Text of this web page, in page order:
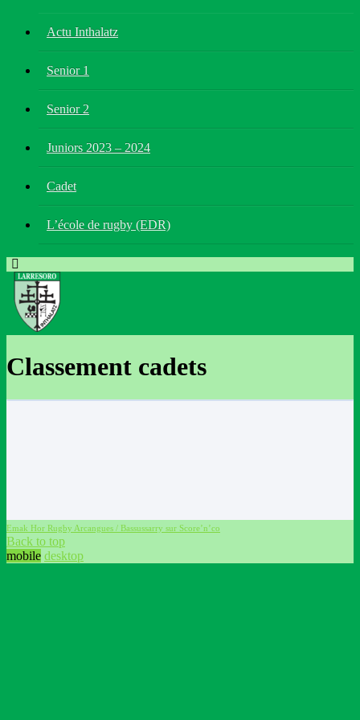
Actu Inthalatz
Senior 1
Senior 2
Juniors 2023 – 2024
Cadet
L’école de rugby (EDR)
Classement cadets
Emak Hor Rugby Arcangues / Bassussarry sur Score’n’co
Back to top
mobile desktop